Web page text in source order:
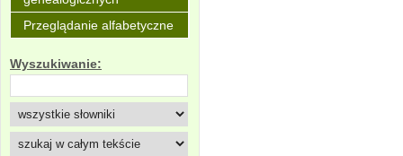
Przeglądanie alfabetyczne
Wyszukiwanie: